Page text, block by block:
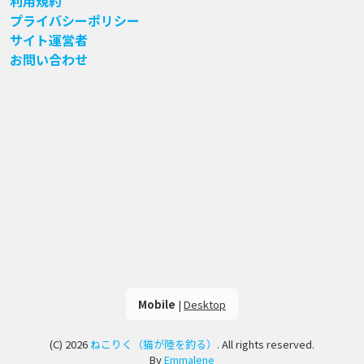
プライバシーポリシー
サイト運営者
お問い合わせ
Mobile | Desktop
(C) 2026ねこりく（猫が陸を釣る） . All rights reserved.
ByEmmalene